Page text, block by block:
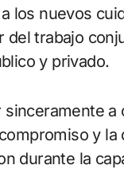
los nuevos
del trabajo
y privado.
sinceramente a
y la
durante la